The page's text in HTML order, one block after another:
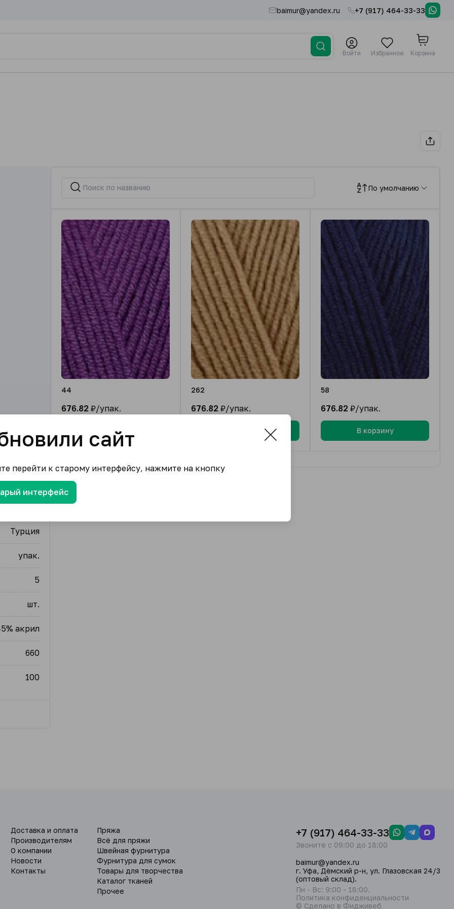
baimur@yandex.ru +7 (917) 464-33-33
Войти Избранное Корзина
Alize
Турция
упак.
5
шт.
акрил
660
100
По умолчанию
44
676.82 ₽/упак.
В корзину
262
676.82 ₽/упак.
58
676.82 ₽/упак.
В корзину
Доставка и оплата
Производителям
О компании
Новости
Контакты
Пряжа
Всё для пряжи
Швейная фурнитура
Фурнитура для сумок
Товары для творчества
Каталог тканей
Прочее
+7 (917) 464-33-33
Звоните с 09:00 до 18:00
baimur@yandex.ru
г. Уфа, Дёмский р-н, ул. Глазовская 24/3
(оптовый склад).
Пн - Вс: 9:00 - 18:00.
Политика конфиденциальности
© Сделано в Фидживеб
сайт
перейти к старому интерфейсу, нажмите на кнопку
интерфейс